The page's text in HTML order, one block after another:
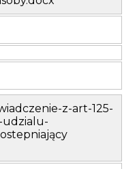
z-art-125-
udzialu-